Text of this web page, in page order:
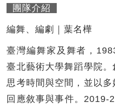
團隊介紹
編舞、編劇｜葉名樺
臺灣編舞家及舞者，
臺北藝術大學舞蹈學院
思考時間與空間，並以
回應敘事與事件。2019-